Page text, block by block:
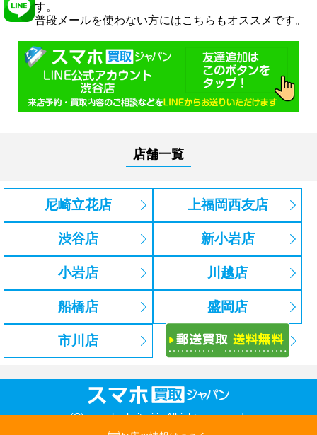
す。
普段メールを使わない方にはこちらもオススメです。
店舗一覧
尼崎立花店 上福岡西友店
渋谷店 新小岩店
小岩店 川越店
船橋店 盛岡店
市川店
(C) sumaho-kaitori.jp Allrights reserved.